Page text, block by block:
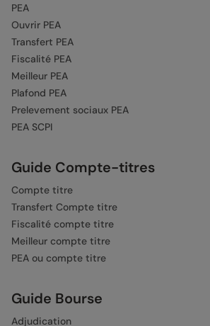
PEA
Ouvrir PEA
Transfert PEA
Fiscalité PEA
Meilleur PEA
Plafond PEA
Prelevement sociaux PEA
PEA SCPI
Guide Compte-titres
Compte titre
Transfert Compte titre
Fiscalité compte titre
Meilleur compte titre
PEA ou compte titre
Guide Bourse
Adjudication